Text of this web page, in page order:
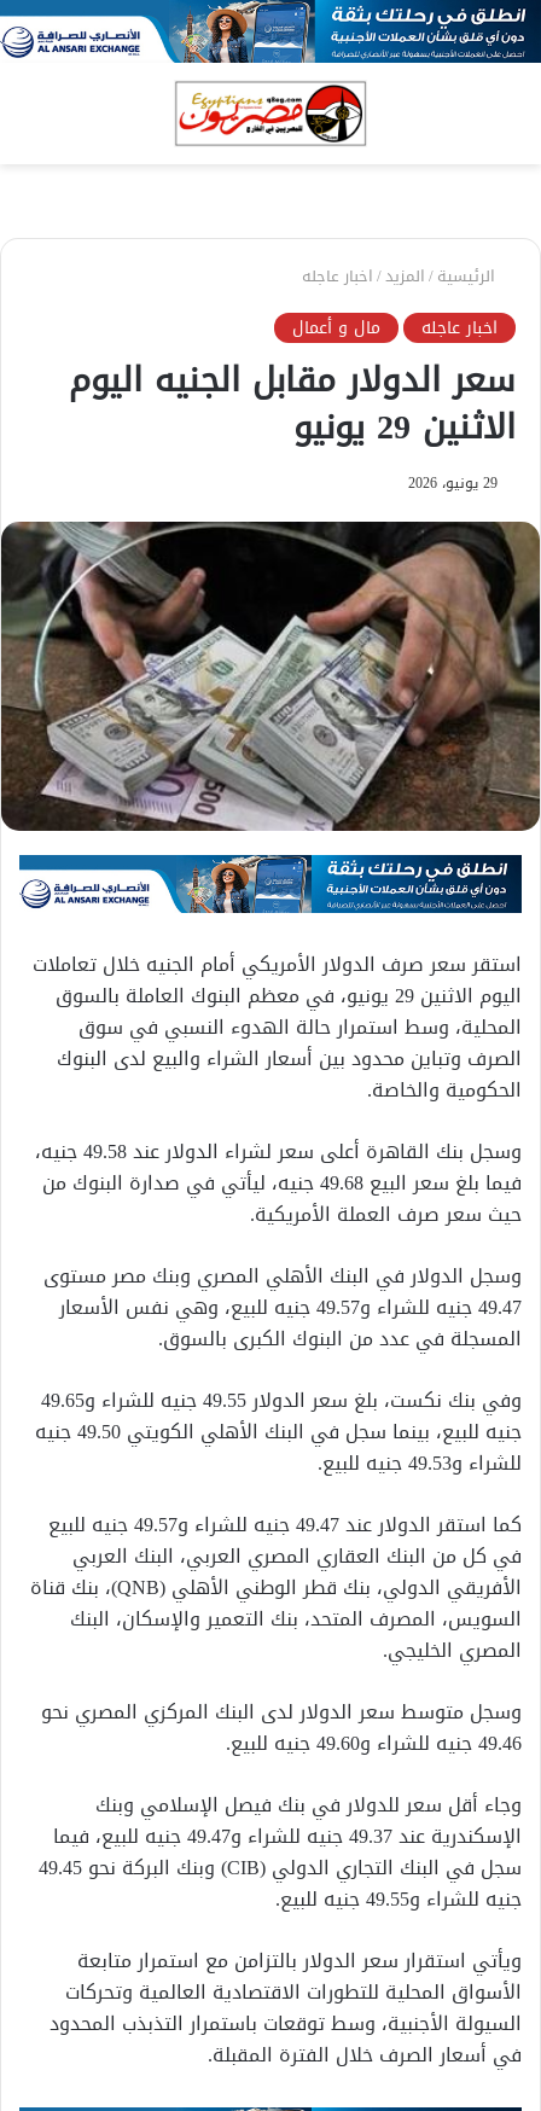
الرئيسية/المزيد/اخبار عاجله
اخبار عاجله مال و أعمال
سعر الدولار مقابل الجنيه اليوم
الاثنين 29 يونيو
29 يونيو، 2026
استقر سعر صرف الدولار الأمريكي أمام الجنيه خلال تعاملات
اليوم الاثنين 29 يونيو، في معظم البنوك العاملة بالسوق
المحلية، وسط استمرار حالة الهدوء النسبي في سوق
الصرف وتباين محدود بين أسعار الشراء والبيع لدى البنوك
الحكومية والخاصة.
وسجل بنك القاهرة أعلى سعر لشراء الدولار عند 49.58 جنيه،
فيما بلغ سعر البيع 49.68 جنيه، ليأتي في صدارة البنوك من
حيث سعر صرف العملة الأمريكية.
وسجل الدولار في البنك الأهلي المصري وبنك مصر مستوى
49.47 جنيه للشراء و49.57 جنيه للبيع، وهي نفس الأسعار
المسجلة في عدد من البنوك الكبرى بالسوق.
وفي بنك نكست، بلغ سعر الدولار 49.55 جنيه للشراء و49.65
جنيه للبيع، بينما سجل في البنك الأهلي الكويتي 49.50 جنيه
للشراء و49.53 جنيه للبيع.
كما استقر الدولار عند 49.47 جنيه للشراء و49.57 جنيه للبيع
في كل من البنك العقاري المصري العربي، البنك العربي
الأفريقي الدولي، بنك قطر الوطني الأهلي (QNB)، بنك قناة
السويس، المصرف المتحد، بنك التعمير والإسكان، البنك
المصري الخليجي.
وسجل متوسط سعر الدولار لدى البنك المركزي المصري نحو
49.46 جنيه للشراء و49.60 جنيه للبيع.
وجاء أقل سعر للدولار في بنك فيصل الإسلامي وبنك
الإسكندرية عند 49.37 جنيه للشراء و49.47 جنيه للبيع، فيما
سجل في البنك التجاري الدولي (CIB) وبنك البركة نحو 49.45
جنيه للشراء و49.55 جنيه للبيع.
ويأتي استقرار سعر الدولار بالتزامن مع استمرار متابعة
الأسواق المحلية للتطورات الاقتصادية العالمية وتحركات
السيولة الأجنبية، وسط توقعات باستمرار التذبذب المحدود
في أسعار الصرف خلال الفترة المقبلة.